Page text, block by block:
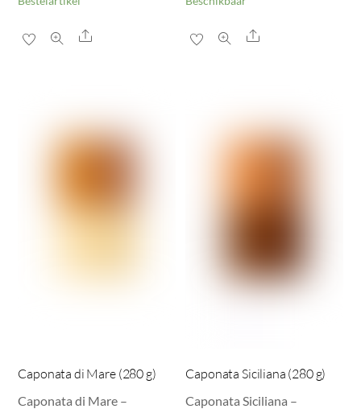
Share Share
Caponata di Mare (280 g)
Caponata di Mare –
Caponata Siciliana (280 g)
Caponata Siciliana –